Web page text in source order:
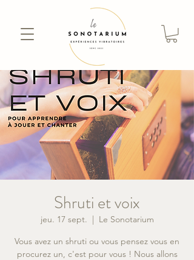
Shruti et voix
jeu. 17 sept.
  |
Le Sonotarium
Vous avez un shruti ou vous pensez vous en
procurez un, c'est pour vous ! Nous allons